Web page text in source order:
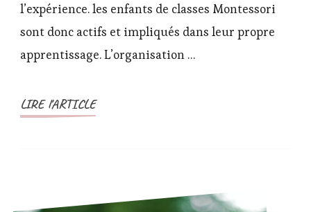
sur
les
classes
l’expérience. les enfants de classes Montessori
sont donc actifs et impliqués dans leur propre
apprentissage. L’organisation …
LIRE l'ARTICLE